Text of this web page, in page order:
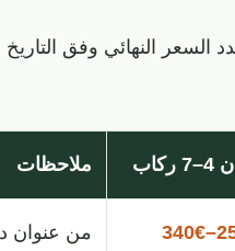
النهائي وفق التاريخ
ركاب ملاحظات
من عنوان